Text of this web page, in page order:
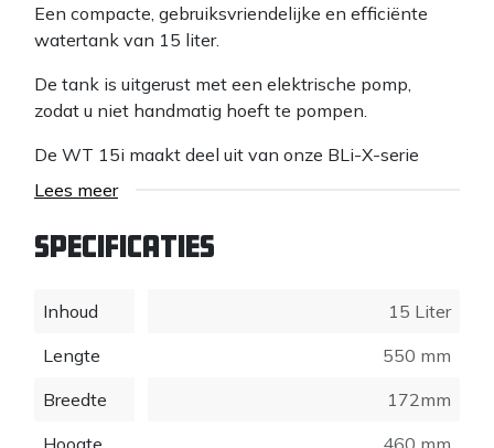
Een compacte, gebruiksvriendelijke en efficiënte
watertank van 15 liter.
De tank is uitgerust met een elektrische pomp,
zodat u niet handmatig hoeft te pompen.
De WT 15i maakt deel uit van onze BLi-X-serie
accuproducten en werkt op een BLi-accu.
Lees meer
Specificaties
Inhoud
15 Liter
Lengte
550 mm
Breedte
172mm
Hoogte
460 mm